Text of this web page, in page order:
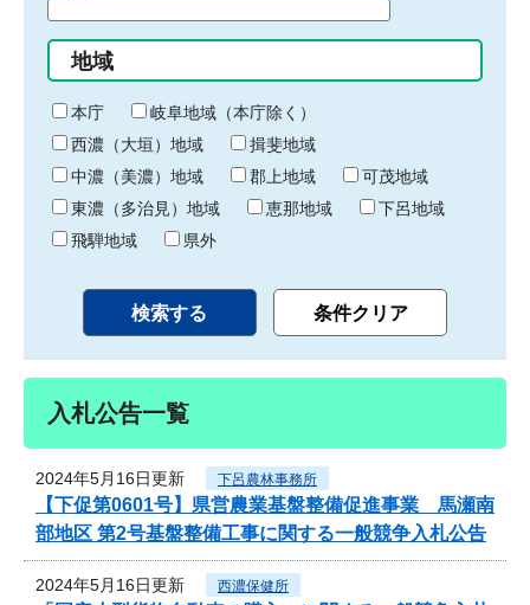
始
り
間
終
わ
り
地域
本庁
岐阜地域（本庁除く）
西濃（大垣）地域
揖斐地域
中濃（美濃）地域
郡上地域
可茂地域
東濃（多治見）地域
恵那地域
下呂地域
飛騨地域
県外
入札公告一覧
2024年5月16日更新 下呂農林事務所
【下促第0601号】県営農業基盤整備促進事業 馬瀬南
部地区 第2号基盤整備工事に関する一般競争入札公告
2024年5月16日更新 西濃保健所